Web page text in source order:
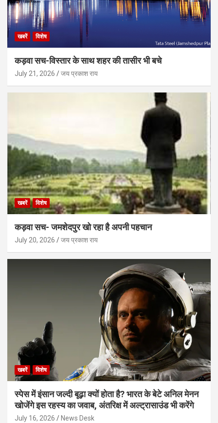
खबरें विशेष
कड़वा सच-विस्तार के साथ शहर की तासीर भी बचे
July 21, 2026 जय प्रकाश राय
खबरें विशेष
कड़वा सच- जमशेदपुर खो रहा है अपनी पहचान
July 20, 2026 जय प्रकाश राय
खबरें विशेष
स्पेस में इंसान जल्दी बूढ़ा क्यों होता है? भारत के बेटे अनिल मेनन
खोजेंगे इस रहस्य का जवाब, अंतरिक्ष में अल्ट्रासाउंड भी करेंगे
July 16, 2026 News Desk